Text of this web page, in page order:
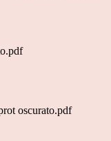
oscurato.pdf